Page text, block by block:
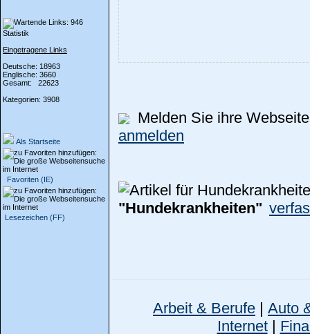
Statistik
Eingetragene Links
Deutsche: 18963
Englische: 3660
Gesamt: 22623
Kategorien: 3908
Als Startseite
Favoriten (IE)
Lesezeichen (FF)
Melden Sie ihre
anmelden
"Hundekrankheiten"
Arbeit & Berufe | Auto
Internet|